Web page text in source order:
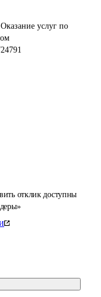
отклик доступны
Оказание услуг по